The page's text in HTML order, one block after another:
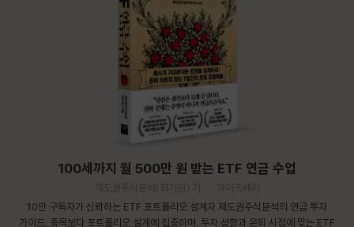
100세까지 월 500만 원 받는 ETF 연금 수업
제도권주식분석(최기원) 저
와이즈베리
10만 구독자가 신뢰하는 ETF 포트폴리오 설계자 제도권주식분석의 연금 투자
가이드. 종목보다 포트폴리오 설계에 집중하며, 투자 성향과 은퇴 시점에 맞는 ETF